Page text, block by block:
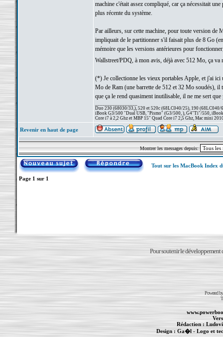
machine c'était assez compliqué, car ça nécessitait
plus récente du système.
Par ailleurs, sur cette machine, pour toute version de
impliquait de le partitionner s'il faisait plus de 8 Go
mémoire que les versions antérieures pour
Wallstreet/PDQ, à mon avis, déjà avec 512 Mo, ça
(*) Je collectionne les vieux portables Apple, et j'ai
Mo de Ram (une barrette de 512 et 32 Mo soudés),
que ça le rend quasiment inutilisable, il ne me sert
Duo 230 (68030/33,), 520 et 520c (68LC040/25), 190 (68LC040/
iBook G3/500 "Dual USB, "Pismo" (G3/500, ), G4"Ti"/550,
Core i7 à 2,2 Ghz et MBP 15" Quad Core i7 2,5 Ghz, Mac mini
Revenir en haut de page
Montrer les messages depuis:
Tout sur les MacBook Index
Page 1 sur 1
Pour soutenir le développement
Powered
Rédaction :
Design : Ga�l- Logo et